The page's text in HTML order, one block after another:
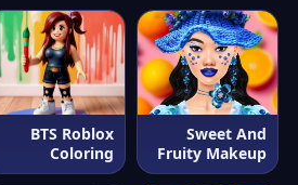
Sweet And
Fruity Makeup
BTS Roblox
Coloring